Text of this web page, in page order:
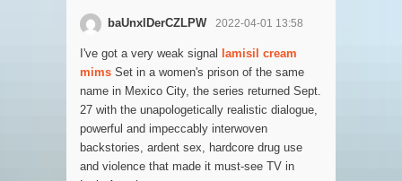
baUnxlDerCZLPW 2022-04-01 13:58
I've got a very weak signal
lamisil cream
mims Set in a women's prison of the same
name in Mexico City, the series returned Sept.
27 with the unapologetically realistic dialogue,
powerful and impeccably interwoven
backstories, ardent sex, hardcore drug use
and violence that made it must-see TV in